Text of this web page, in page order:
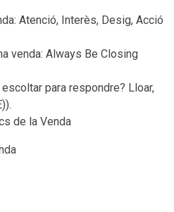
Atenció, Interès, Desig, Acció
venda: Always Be Closing
para respondre? Lloar,
de la Venda